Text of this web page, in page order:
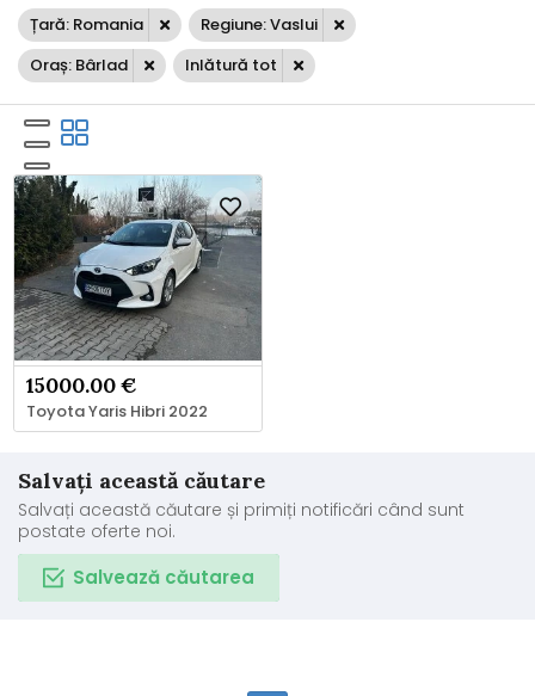
Țară: Romania
Regiune: Vaslui
Oraș: Bârlad
Inlătură tot
15000.00 €
Toyota Yaris Hibri 2022
Salvați această căutare
Salvați această căutare și primiți notificări când sunt
postate oferte noi.
Salvează căutarea